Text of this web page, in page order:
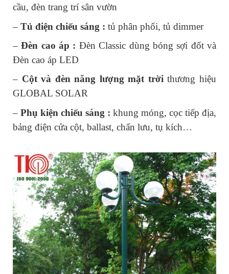
cầu, đèn trang trí sân vườn
– Tủ điện chiếu sáng : tủ phân phối, tủ dimmer
– Đèn cao áp : Đèn Classic dùng bóng sợi đốt và
Đèn cao áp LED
– Cột và đèn năng lượng mặt trời thương hiệu
GLOBAL SOLAR
– Phụ kiện chiếu sáng : khung móng, cọc tiếp địa,
bảng điện cửa cột, ballast, chấn lưu, tụ kích…